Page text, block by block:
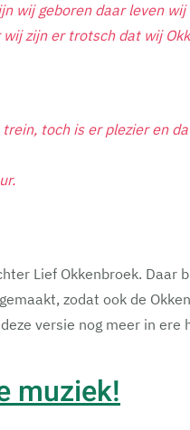
wij geboren daar leven wij
zijn er trotsch dat wij
toch is er plezier en
Lief Okkenbroek.
zodat ook de
versie nog meer in
muziek!